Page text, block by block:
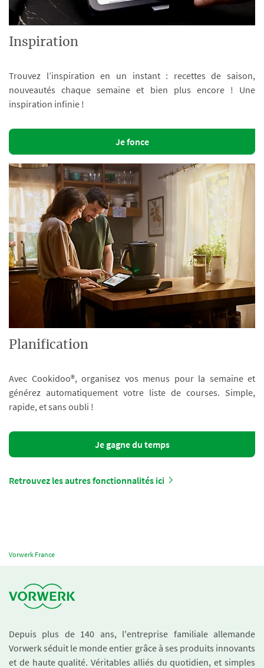
Inspiration
Trouvez l’inspiration en un instant : recettes de saison,
nouveautés chaque semaine et bien plus encore ! Une
inspiration infinie !
Je fonce
Planification
Avec Cookidoo®, organisez vos menus pour la semaine et
générez automatiquement votre liste de courses. Simple,
rapide, et sans oubli !
Je gagne du temps
Retrouvez les autres fonctionnalités ici
Vorwerk France
Depuis plus de 140 ans, l'entreprise familiale allemande
Vorwerk séduit le monde entier grâce à ses produits innovants
et de haute qualité. Véritables alliés du quotidien, et simples